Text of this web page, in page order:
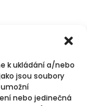
k ukládání a/nebo
jsou soubory
nebo jedinečná